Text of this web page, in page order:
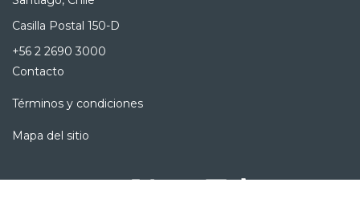
Casilla Postal 150-D
+56 2 2690 3000
Contacto
Términos y condiciones
Mapa del sitio